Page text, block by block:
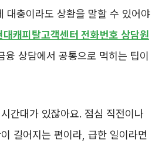
대충이라도 상황을 말할 수 있어야
대캐피탈고객센터 전화번호 상담원
융 상담에서 공통으로 먹히는 팁이
간대가 있잖아요. 점심 직전이나
길어지는 편이라, 급한 일이라면